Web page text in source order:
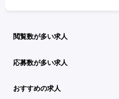
閲覧数が多い求人
応募数が多い求人
おすすめの求人